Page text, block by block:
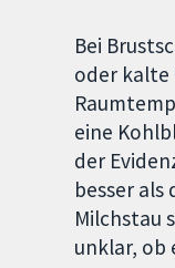
Bei
oder kalte
eine
der
besser als
Milchstau
unklar, ob